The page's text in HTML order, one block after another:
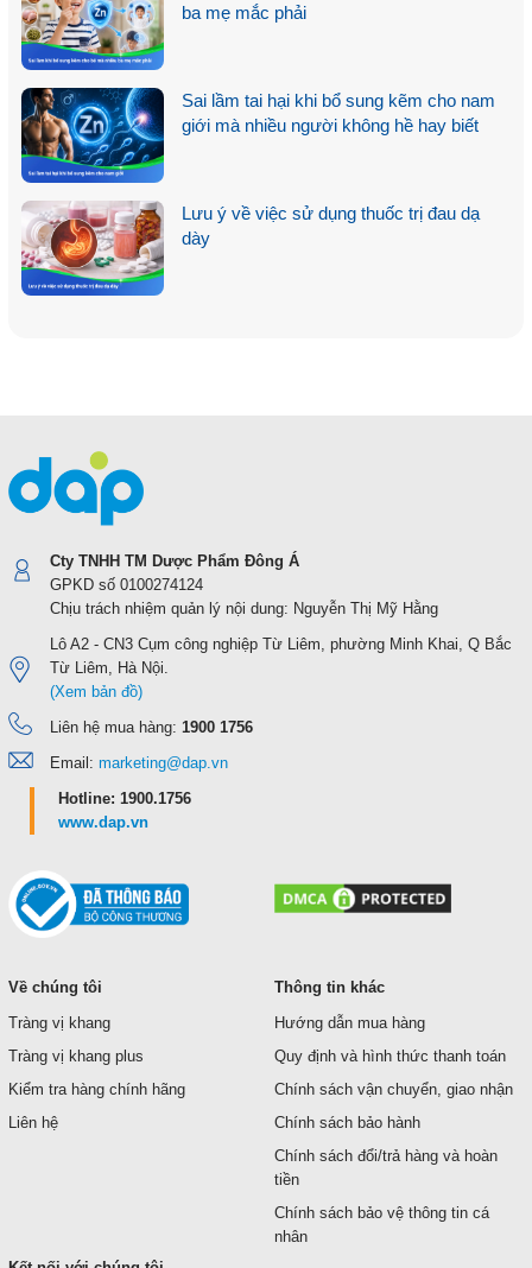
ba mẹ mắc phải
Sai lầm tai hại khi bổ sung kẽm cho nam
giới mà nhiều người không hề hay biết
Lưu ý về việc sử dụng thuốc trị đau dạ
dày
Cty TNHH TM Dược Phẩm Đông Á
GPKD số 0100274124
Chịu trách nhiệm quản lý nội dung: Nguyễn Thị Mỹ Hằng
Lô A2 - CN3 Cụm công nghiệp Từ Liêm, phường Minh Khai, Q Bắc
Từ Liêm, Hà Nội.
(Xem bản đồ)
Liên hệ mua hàng: 1900 1756
Email: marketing@dap.vn
Hotline: 1900.1756
www.dap.vn
Về chúng tôi
Tràng vị khang
Tràng vị khang plus
Kiểm tra hàng chính hãng
Liên hệ
Thông tin khác
Hướng dẫn mua hàng
Quy định và hình thức thanh toán
Chính sách vận chuyển, giao nhận
Chính sách bảo hành
Chính sách đổi/trả hàng và hoàn
tiền
Chính sách bảo vệ thông tin cá
nhân